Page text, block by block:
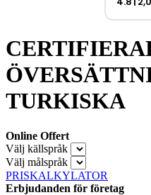
TURKISKA
Online Offert
Välj källspråk
Välj målspråk
PRISKALKYLATOR
Erbjudanden för företag